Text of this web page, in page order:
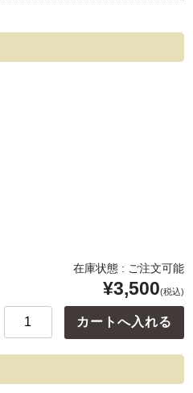
在庫状態 : ご注文可能
¥3,500(税込)